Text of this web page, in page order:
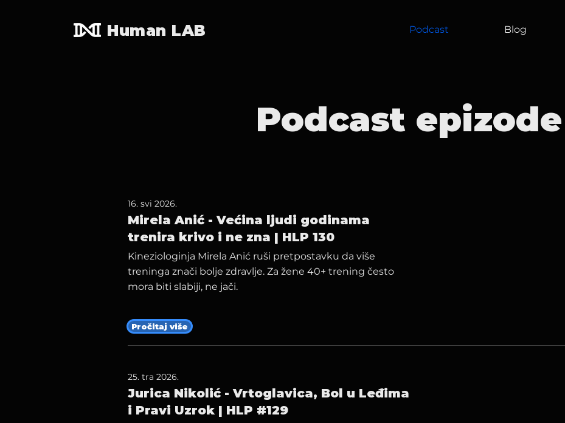
Human LAB Podcast Blog
Podcast epizode
16. svi 2026.
Mirela Anić - Većina ljudi godinama
trenira krivo i ne zna | HLP 130
Kineziologinja Mirela Anić ruši pretpostavku da više
treninga znači bolje zdravlje. Za žene 40+ trening često
mora biti slabiji, ne jači.
Pročitaj više
25. tra 2026.
Jurica Nikolić - Vrtoglavica, Bol u Leđima
i Pravi Uzrok | HLP #129